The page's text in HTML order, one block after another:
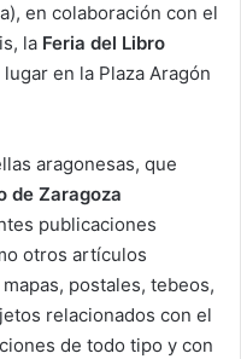
en colaboración con el
la Feria del Libro
en la Plaza Aragón
aragonesas, que
de Zaragoza
publicaciones
otros artículos
postales, tebeos,
relacionados con el
de todo tipo y con